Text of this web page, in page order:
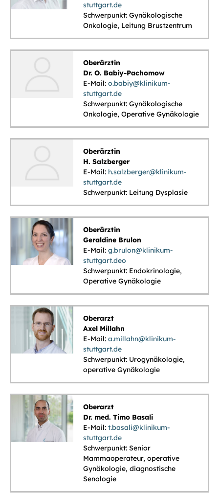
stuttgart.de
Schwerpunkt: Gynäkologische
Onkologie, Leitung Brustzentrum
Oberärztin
Dr. O. Babiy-Pachomow
E-Mail:o.babiy@klinikum-
stuttgart.de
Schwerpunkt: Gynäkologische
Onkologie, Operative Gynäkologie
Oberärztin
H. Salzberger
E-Mail: h.salzberger@klinikum-
stuttgart.de
Schwerpunkt: Leitung Dysplasie
Oberärztin
Geraldine Brulon
E-Mail:g.brulon@klinikum-
stuttgart.deo
Schwerpunkt: Endokrinologie,
Operative Gynäkologie
Oberarzt
Axel Millahn
E-Mail:a.millahn@klinikum-
stuttgart.de
Schwerpunkt: Urogynäkologie,
operative Gynäkologie
Oberarzt
Dr. med. Timo Basali
E-Mail:t.basali@klinikum-
stuttgart.de
Schwerpunkt: Senior
Mammaoperateur, operative
Gynäkologie, diagnostische
Senologie